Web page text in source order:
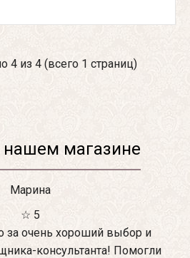
4 из 4 (всего 1 страниц)
магазине
Марина
☆ 5
за очень хороший выбор и
консультанта! Помогли